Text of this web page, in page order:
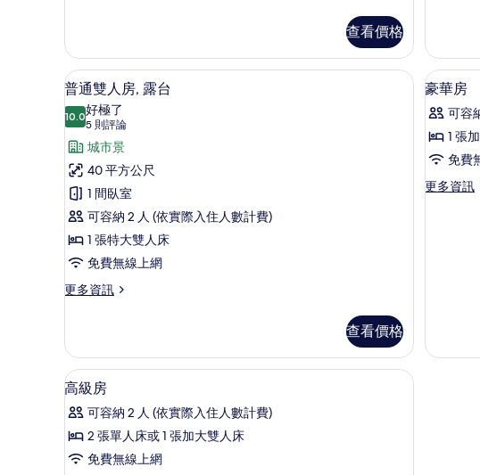
片
客
房,
露
台
的
情
查看價格
客
房
(Deluxe)
詳
情
顯
示
普
通
雙
人
房,
露
台
的
相
片
低過敏寢具、羽絨被、迷你吧、客房內保險箱
4
普通雙人房, 露台
10.010.0 分，滿分 10 分
好極了
5 則評論
(5
則
評
論)
城市景
40 平方公尺
1 間臥室
可容納 2 人 (依實際入住人數計費)
1 張特大雙人床
免費無線上網
更多資訊
更
雙
人
房,
台
的
情
查看價格
顯
示
豪
華
的
9
豪華房
可容
1 張
免費
更多資訊
更
顯
示
高
級
低過敏寢具、羽絨被、迷你吧、客房內保險箱
8
高級房
可容納 2 人 (依實際入住人數計費)
2 張單人床或 1 張加大雙人床
免費無線上網